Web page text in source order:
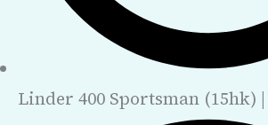
Linder 400 Sportsman (15hk) |